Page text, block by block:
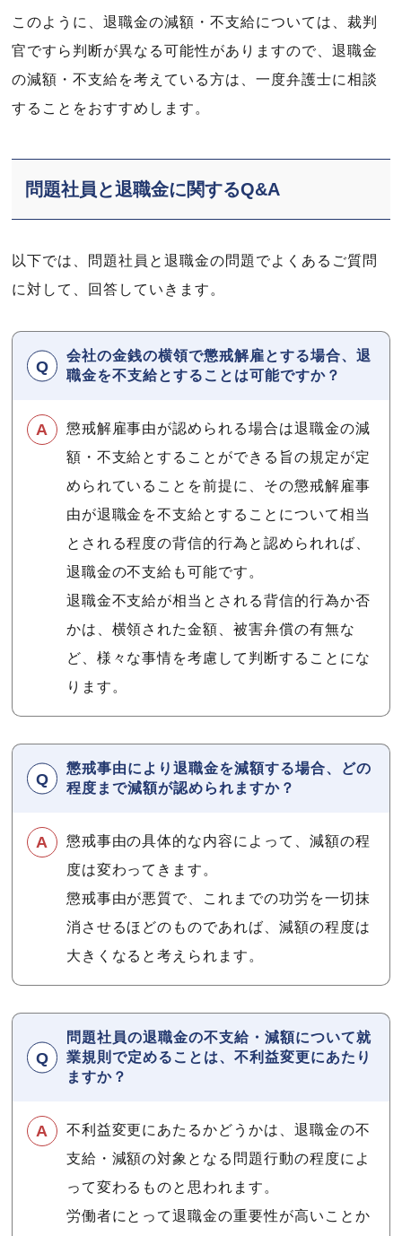
このように、退職金の減額・不支給については、裁判
官ですら判断が異なる可能性がありますので、退職金
の減額・不支給を考えている方は、一度弁護士に相談
することをおすすめします。
問題社員と退職金に関するQ&A
以下では、問題社員と退職金の問題でよくあるご質問
に対して、回答していきます。
会社の金銭の横領で懲戒解雇とする場合、退
職金を不支給とすることは可能ですか？
懲戒解雇事由が認められる場合は退職金の減
額・不支給とすることができる旨の規定が定
められていることを前提に、その懲戒解雇事
由が退職金を不支給とすることについて相当
とされる程度の背信的行為と認められれば、
退職金の不支給も可能です。
退職金不支給が相当とされる背信的行為か否
かは、横領された金額、被害弁償の有無な
ど、様々な事情を考慮して判断することにな
ります。
懲戒事由により退職金を減額する場合、どの
程度まで減額が認められますか？
懲戒事由の具体的な内容によって、減額の程
度は変わってきます。
懲戒事由が悪質で、これまでの功労を一切抹
消させるほどのものであれば、減額の程度は
大きくなると考えられます。
問題社員の退職金の不支給・減額について就
業規則で定めることは、不利益変更にあたり
ますか？
不利益変更にあたるかどうかは、退職金の不
支給・減額の対象となる問題行動の程度によ
って変わるものと思われます。
労働者にとって退職金の重要性が高いことか